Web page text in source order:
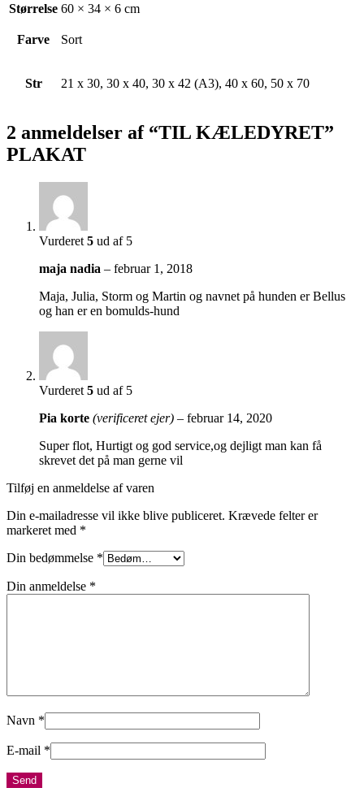
Størrelse 60 × 34 × 6 cm
Farve Sort
Str 21 x 30, 30 x 40, 30 x 42 (A3), 40 x 60, 50 x 70
2 anmeldelser af “TIL KÆLEDYRET”
PLAKAT
Vurderet 5 ud af 5
maja nadia – februar 1, 2018
Maja, Julia, Storm og Martin og navnet på hunden er Bellus
og han er en bomulds-hund
Vurderet 5 ud af 5
Pia korte (verificeret ejer) – februar 14, 2020
Super flot, Hurtigt og god service,og dejligt man kan få
skrevet det på man gerne vil
Tilføj en anmeldelse af varen
Din e-mailadresse vil ikke blive publiceret. Krævede felter er
markeret med *
Din bedømmelse *
Din anmeldelse *
Navn *
E-mail *